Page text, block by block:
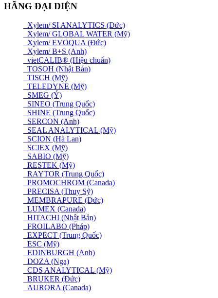
HÃNG ĐẠI DIỆN
Xylem/ SI ANALYTICS (Đức)
Xylem/ GLOBAL WATER (Mỹ)
Xylem/ EVOQUA (Đức)
Xylem/ B+S (Anh)
vietCALIB® (Hiệu chuẩn)
TOSOH (Nhật Bản)
TISCH (Mỹ)
TELEDYNE (Mỹ)
SMEG (Ý)
SINEO (Trung Quốc)
SHINE (Trung Quốc)
SERCON (Anh)
SEAL ANALYTICAL (Mỹ)
SCION (Hà Lan)
SCIEX (Mỹ)
SABIO (Mỹ)
RESTEK (Mỹ)
RAYTOR (Trung Quốc)
PROMOCHROM (Canada)
PRECISA (Thuỵ Sỹ)
MEMBRAPURE (Đức)
LUMEX (Canada)
HITACHI (Nhật Bản)
FROILABO (Pháp)
EXPECT (Trung Quốc)
ESC (Mỹ)
EDINBURGH (Anh)
DOZA (Nga)
CDS ANALYTICAL (Mỹ)
BRUKER (Đức)
AURORA (Canada)